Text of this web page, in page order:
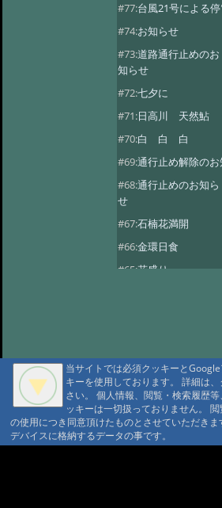
#77:台風21号による
#74:お知らせ
#73:道路通行止めのお
知らせ
#72:七夕に
#71:日高川 天然鮎
#70:白 白 白
#69:通行止め解除の
#68:通行止めのお知ら
せ
#67:石楠花満開
#66:金環日食
#65:花盛り
#61:龍神温泉の観燈祭
#60:春一番？
#59:寒の戻り
#58:春を探して…
当サイトでは必須クッキーと
キーを使用しております。 詳細は
さい。 個人情報、閲覧・検索履歴
ッキーは一切扱っておりません。
の使用につき同意頂けたものとさせていただき
デバイスに格納するデータの事です。